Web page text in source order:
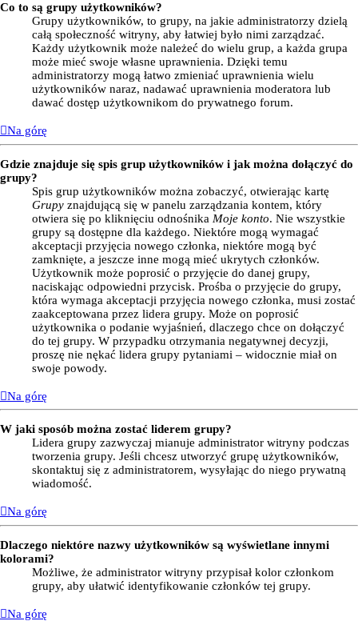
Co to są grupy użytkowników?
Grupy użytkowników, to grupy, na jakie administratorzy dzielą
całą społeczność witryny, aby łatwiej było nimi zarządzać.
Każdy użytkownik może należeć do wielu grup, a każda grupa
może mieć swoje własne uprawnienia. Dzięki temu
administratorzy mogą łatwo zmieniać uprawnienia wielu
użytkowników naraz, nadawać uprawnienia moderatora lub
dawać dostęp użytkownikom do prywatnego forum.
Na górę
Gdzie znajduje się spis grup użytkowników i jak można dołączyć do
grupy?
Spis grup użytkowników można zobaczyć, otwierając kartę
Grupy znajdującą się w panelu zarządzania kontem, który
otwiera się po kliknięciu odnośnika Moje konto. Nie wszystkie
grupy są dostępne dla każdego. Niektóre mogą wymagać
akceptacji przyjęcia nowego członka, niektóre mogą być
zamknięte, a jeszcze inne mogą mieć ukrytych członków.
Użytkownik może poprosić o przyjęcie do danej grupy,
naciskając odpowiedni przycisk. Prośba o przyjęcie do grupy,
która wymaga akceptacji przyjęcia nowego członka, musi zostać
zaakceptowana przez lidera grupy. Może on poprosić
użytkownika o podanie wyjaśnień, dlaczego chce on dołączyć
do tej grupy. W przypadku otrzymania negatywnej decyzji,
proszę nie nękać lidera grupy pytaniami – widocznie miał on
swoje powody.
Na górę
W jaki sposób można zostać liderem grupy?
Lidera grupy zazwyczaj mianuje administrator witryny podczas
tworzenia grupy. Jeśli chcesz utworzyć grupę użytkowników,
skontaktuj się z administratorem, wysyłając do niego prywatną
wiadomość.
Na górę
Dlaczego niektóre nazwy użytkowników są wyświetlane innymi
kolorami?
Możliwe, że administrator witryny przypisał kolor członkom
grupy, aby ułatwić identyfikowanie członków tej grupy.
Na górę